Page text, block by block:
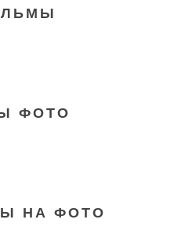
ФОТО
НА ФОТО